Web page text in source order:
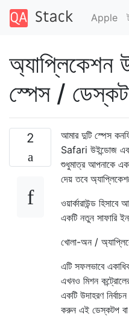
Apple
অ্যাপ্লিকেশন
স্পেস /
2
আমার দুটি স্পেস
Safari উইন্ডোজ
শুধুমাত্র আপনাকে
দেয় তবে
ওয়ার্কারাউন্ড হিসাবে
একটি নতুন সাফারি
খোলা-অন /
এটি সফলভাবে
এখনও মিশন
একটি উদাহরণ
করুন এই ডেস্কটপ বা